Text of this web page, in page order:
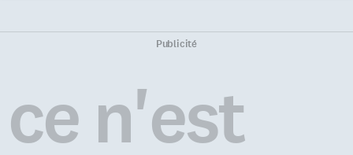
Publicité
ce n'est